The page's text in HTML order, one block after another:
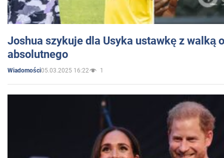
Joshua szykuje dla Usyka ustawkę z walką
absolutnego
Wiadomości05.03.2025 16:22 1